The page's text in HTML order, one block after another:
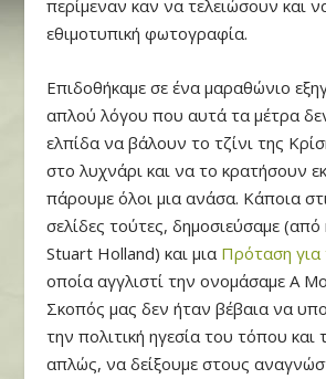
περίμεναν καν να τελειώσουν και
εθιμοτυπική φωτογραφία.
Επιδοθήκαμε σε ένα μαραθώνιο
απλού λόγου που αυτά τα μέτρα
ελπίδα να βάλουν το τζίνι της
στο λυχνάρι και να το κρατήσουν
πάρουμε όλοι μια ανάσα. Κάποια
σελίδες τούτες, δημοσιεύσαμε (από
Stuart Holland) και μια Πρόταση
οποία αγγλιστί την ονομάσαμε A
Σκοπός μας δεν ήταν βέβαια να
την πολιτική ηγεσία του τόπου και
απλώς, να δείξουμε στους